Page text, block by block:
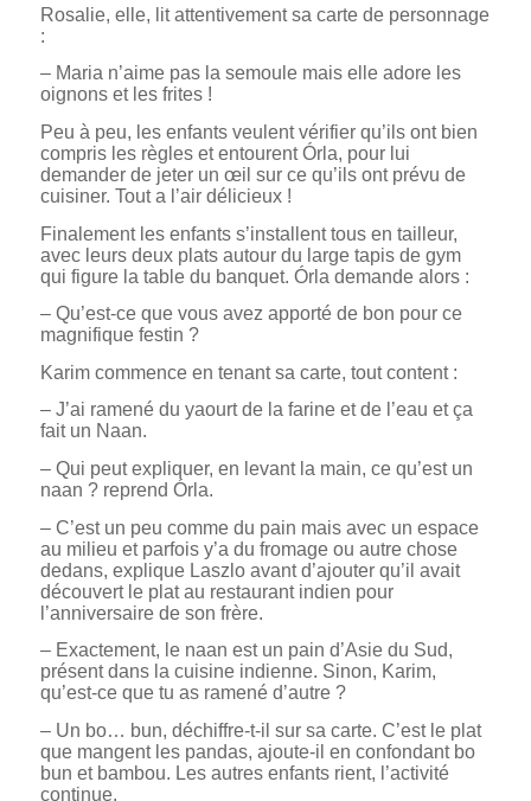
Rosalie, elle, lit attentivement sa carte de personnage
:
– Maria n’aime pas la semoule mais elle adore les
oignons et les frites !
Peu à peu, les enfants veulent vérifier qu’ils ont bien
compris les règles et entourent Órla, pour lui
demander de jeter un œil sur ce qu’ils ont prévu de
cuisiner. Tout a l’air délicieux !
Finalement les enfants s’installent tous en tailleur,
avec leurs deux plats autour du large tapis de gym
qui figure la table du banquet. Órla demande alors :
– Qu’est-ce que vous avez apporté de bon pour ce
magnifique festin ?
Karim commence en tenant sa carte, tout content :
– J’ai ramené du yaourt de la farine et de l’eau et ça
fait un Naan.
– Qui peut expliquer, en levant la main, ce qu’est un
naan ? reprend Órla.
– C’est un peu comme du pain mais avec un espace
au milieu et parfois y’a du fromage ou autre chose
dedans, explique Laszlo avant d’ajouter qu’il avait
découvert le plat au restaurant indien pour
l’anniversaire de son frère.
– Exactement, le naan est un pain d’Asie du Sud,
présent dans la cuisine indienne. Sinon, Karim,
qu’est-ce que tu as ramené d’autre ?
– Un bo… bun, déchiffre-t-il sur sa carte. C’est le plat
que mangent les pandas, ajoute-il en confondant bo
bun et bambou. Les autres enfants rient, l’activité
continue.